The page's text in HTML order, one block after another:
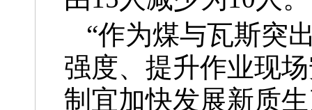
“作为煤与瓦斯突
强度、提升作业现
制宜加快发展新质